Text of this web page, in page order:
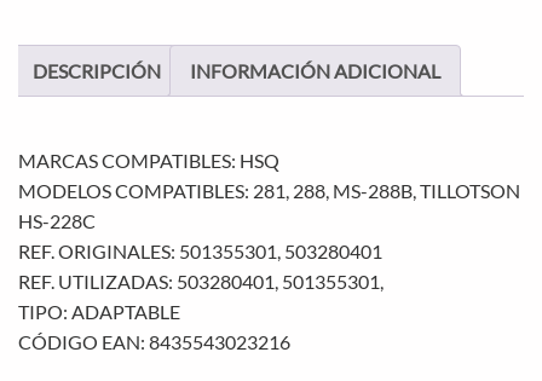
DESCRIPCIÓN INFORMACIÓN ADICIONAL
MARCAS COMPATIBLES: HSQ
MODELOS COMPATIBLES: 281, 288, MS-288B, TILLOTSON
HS-228C
REF. ORIGINALES: 501355301, 503280401
REF. UTILIZADAS: 503280401, 501355301,
TIPO: ADAPTABLE
CÓDIGO EAN: 8435543023216